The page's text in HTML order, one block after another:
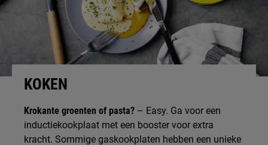
KOKEN
Krokante groenten of pasta? – Easy. Ga voor een
inductiekookplaat met een booster voor extra
kracht. Sommige gaskookplaten hebben een unieke